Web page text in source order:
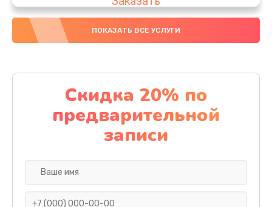
Замена южного моста
Заказать
Чистка от пыли
1060 руб.
Заказать
ПОКАЗАТЬ ВСЕ УСЛУГИ
Скидка 20% по
предварительной
записи